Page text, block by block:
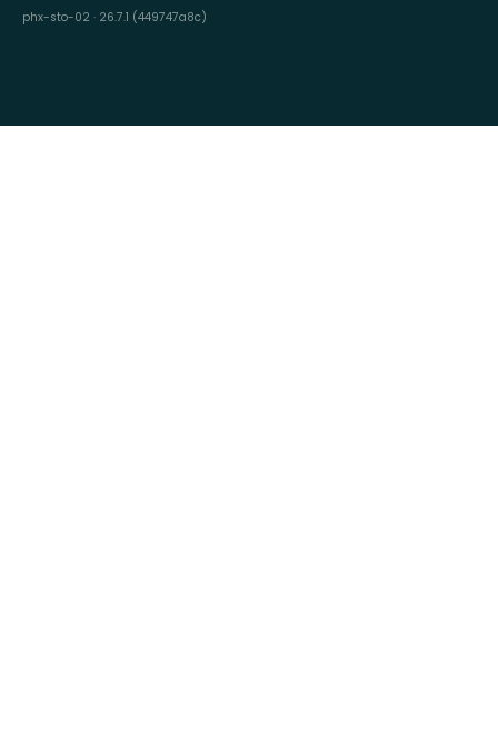
phx-sto-02 · 26.7.1 (449747a8c)